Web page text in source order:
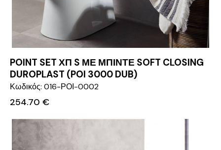
POINT SET ΧΠ S ΜΕ ΜΠΙΝΤΕ SOFT CLOSING
DUROPLAST (POI 3000 DUB)
Κωδικός: 016-ΡΟΙ-0002
254.70 €